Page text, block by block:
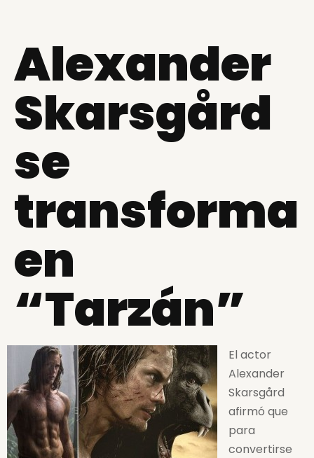
Alexander
Skarsgård
se
transforma
en
“Tarzán”
El actor
Alexander
Skarsgård
afirmó que
para
convertirse